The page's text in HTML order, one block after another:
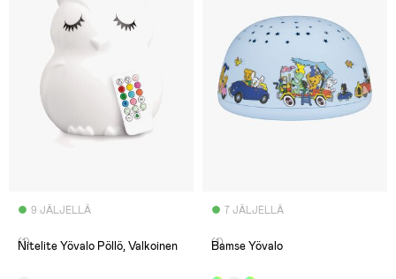
9 JÄLJELLÄ
(1)
Nitelite Yövalo Pöllö, Valkoinen
7 JÄLJELLÄ
(1)
Bamse Yövalo